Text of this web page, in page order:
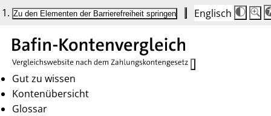
Zu den Elementen der Barrierefreiheit springen Englisch
Die
100
Gut zu wissen
Kontenübersicht
Glossar